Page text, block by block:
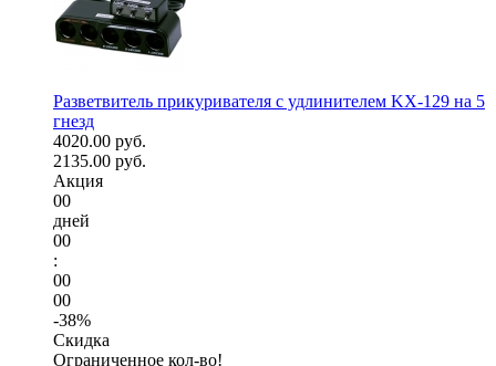
Разветвитель прикуривателя с удлинителем KX-129 на 5
гнезд
4020.00 руб.
2135.00 руб.
Акция
00
дней
00
:
00
00
-38%
Скидка
Ограниченное кол-во!